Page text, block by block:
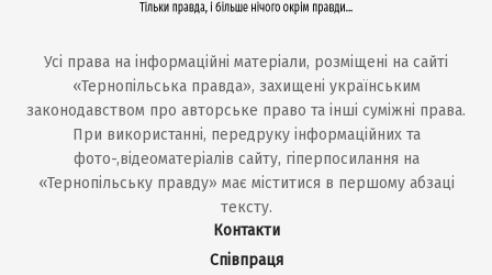
Усі права на інформаційні матеріали, розміщені на сайті
«Тернопільська правда», захищені українським
законодавством про авторське право та інші суміжні права.
При використанні, передруку інформаційних та
фото-,відеоматеріалів сайту, гіперпосилання на
«Тернопільську правду» має міститися в першому абзаці
тексту.
Контакти
Співпраця